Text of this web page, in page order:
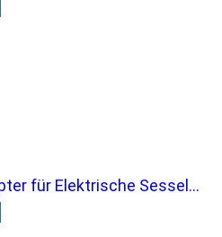
für Elektrische Sessel...